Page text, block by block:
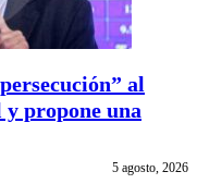
al
propone una
5 agosto, 2026